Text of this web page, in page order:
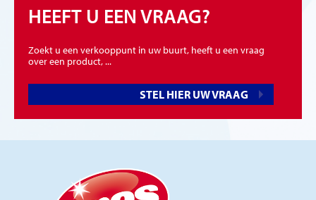
HEEFT U EEN VRAAG?
Zoekt u een verkooppunt in uw buurt, heeft u een vraag
over een product, ...
STEL HIER UW VRAAG